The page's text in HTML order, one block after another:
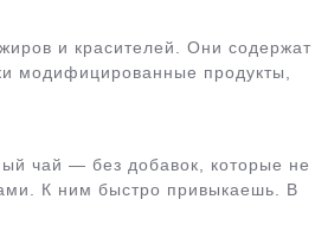
и красителей. Они содержат
модифицированные продукты,
чай — без добавок, которые не
К ним быстро привыкаешь. В